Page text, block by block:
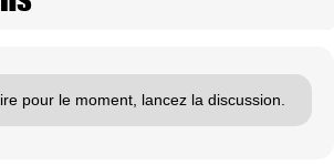
pour le moment, lancez la discussion.